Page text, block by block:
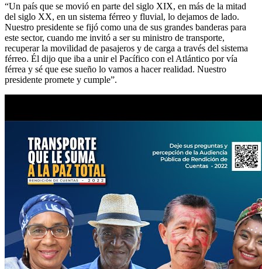
“Un país que se movió en parte del siglo XIX, en más de la mitad
del siglo XX, en un sistema férreo y fluvial, lo dejamos de lado.
Nuestro presidente se fijó como una de sus grandes banderas para
este sector, cuando me invitó a ser su ministro de transporte,
recuperar la movilidad de pasajeros y de carga a través del sistema
férreo. Él dijo que iba a unir el Pacífico con el Atlántico por vía
férrea y sé que ese sueño lo vamos a hacer realidad. Nuestro
presidente promete y cumple”.